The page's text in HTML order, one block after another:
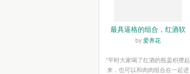
最具逼格的组合，红酒软
木塞diy多肉植物盆栽
by 爱养花
“平时大家喝了红酒的瓶盖积攒起
来，也可以和肉肉组合在一起进